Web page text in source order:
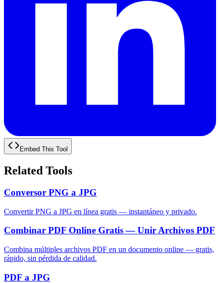
Embed This Tool
Related Tools
Conversor PNG a JPG
Convertir PNG a JPG en línea gratis — instantáneo y privado.
Combinar PDF Online Gratis — Unir Archivos PDF
Combina múltiples archivos PDF en un documento online — gratis,
rápido, sin pérdida de calidad.
PDF a JPG